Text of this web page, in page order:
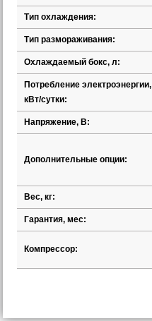
Тип охлаждения:
Тип размораживания:
Охлаждаемый бокс, л:
Потребление электроэнергии,
кВт/сутки:
Напряжение, В:
Дополнительные опции:
Вес, кг:
Гарантия, мес:
Компрессор: